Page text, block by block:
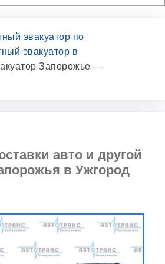
эвакуатор по
эвакуатор в
Запорожье —
авто и другой
в Ужгород